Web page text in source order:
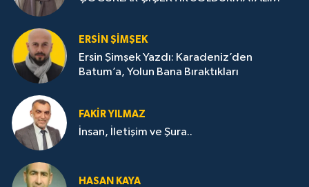
ERSIN ŞIMŞEK
Ersin Şimşek Yazdı: Karadeniz’den
Batum’a, Yolun Bana Bıraktıkları
FAKIR YILMAZ
İnsan, İletişim ve Şura..
HASAN KAYA